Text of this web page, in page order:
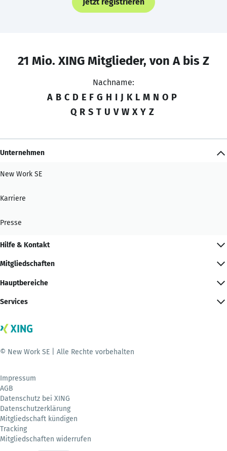
21 Mio. XING Mitglieder, von A bis Z
Nachname:
A B C D E F G H I J K L M N O P
Q R S T U V W X Y Z
Unternehmen
New Work SE
Karriere
Presse
Hilfe & Kontakt
Mitgliedschaften
Hauptbereiche
Services
© New Work SE | Alle Rechte vorbehalten
Impressum
AGB
Datenschutz bei XING
Datenschutzerklärung
Mitgliedschaft kündigen
Tracking
Mitgliedschaften widerrufen